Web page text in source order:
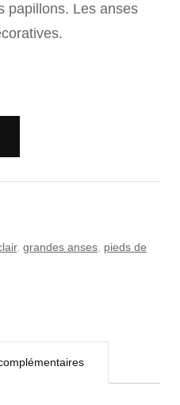
papillons. Les anses
, grandes anses pieds de